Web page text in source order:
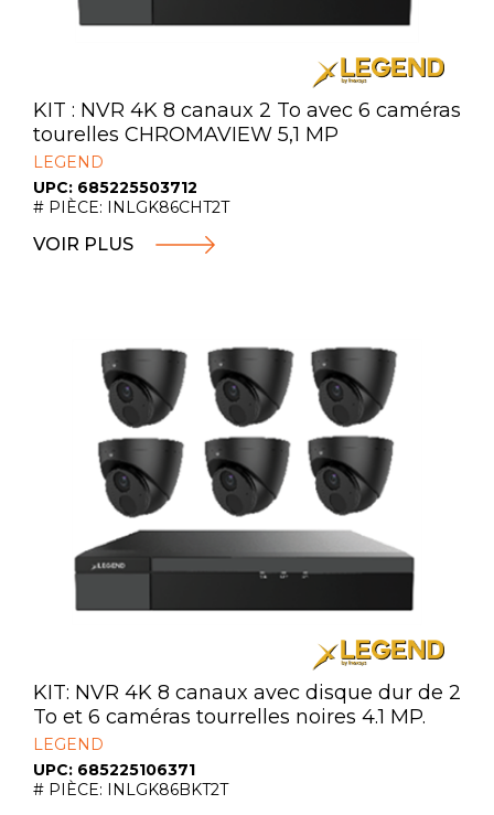
KIT : NVR 4K 8 canaux 2 To avec 6 caméras
tourelles CHROMAVIEW 5,1 MP
LEGEND
UPC: 685225503712
# PIÈCE: INLGK86CHT2T
VOIR PLUS
KIT: NVR 4K 8 canaux avec disque dur de 2
To et 6 caméras tourrelles noires 4.1 MP.
LEGEND
UPC: 685225106371
# PIÈCE: INLGK86BKT2T